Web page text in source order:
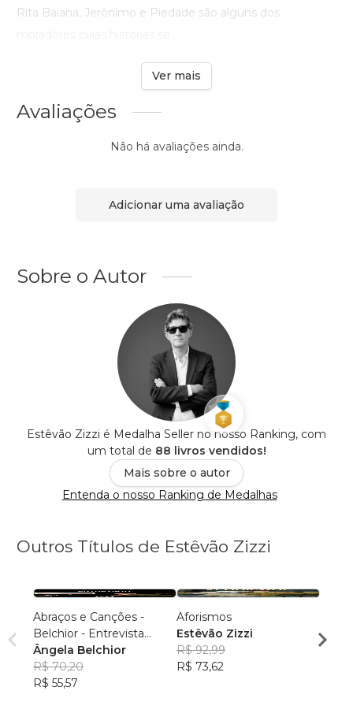
Rita Baiana, Jerônimo e Piedade são alguns dos
Ver mais
Avaliações
Não há avaliações ainda.
Adicionar uma avaliação
Sobre o Autor
Estêvão Zizzi é Medalha Seller no nosso Ranking, com
um total de 88 livros vendidos!
Mais sobre o autor
Entenda o nosso Ranking de Medalhas
Outros Títulos de Estêvão Zizzi
Abraços e Canções -
Belchior - Entrevista
Inédita
Ângela Belchior
R$ 70,20
R$ 55,57
Aforismos
Estêvão Zizzi
R$ 92,99
R$ 73,62
R$